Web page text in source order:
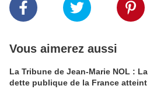
Vous aimerez aussi
La Tribune de Jean-Marie NOL : La
dette publique de la France atteint